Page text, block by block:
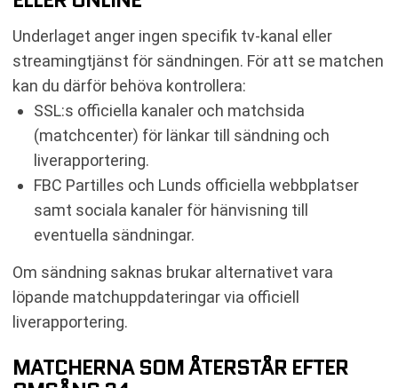
Underlaget anger ingen specifik tv-kanal eller
streamingtjänst för sändningen. För att se matchen
kan du därför behöva kontrollera:
SSL:s officiella kanaler och matchsida
(matchcenter) för länkar till sändning och
liverapportering.
FBC Partilles och Lunds officiella webbplatser
samt sociala kanaler för hänvisning till
eventuella sändningar.
Om sändning saknas brukar alternativet vara
löpande matchuppdateringar via officiell
liverapportering.
MATCHERNA SOM ÅTERSTÅR EFTER